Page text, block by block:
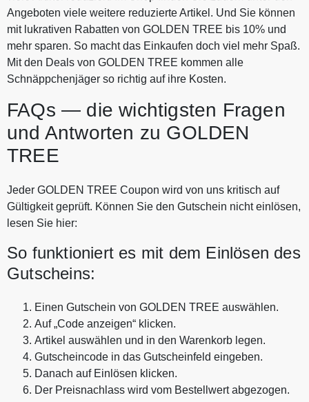
Angeboten viele weitere reduzierte Artikel. Und Sie können
mit lukrativen Rabatten von GOLDEN TREE bis 10% und
mehr sparen. So macht das Einkaufen doch viel mehr Spaß.
Mit den Deals von GOLDEN TREE kommen alle
Schnäppchenjäger so richtig auf ihre Kosten.
FAQs — die wichtigsten Fragen
und Antworten zu GOLDEN
TREE
Jeder GOLDEN TREE Coupon wird von uns kritisch auf
Gültigkeit geprüft. Können Sie den Gutschein nicht einlösen,
lesen Sie hier:
So funktioniert es mit dem Einlösen des
Gutscheins:
Einen Gutschein von GOLDEN TREE auswählen.
Auf „Code anzeigen“ klicken.
Artikel auswählen und in den Warenkorb legen.
Gutscheincode in das Gutscheinfeld eingeben.
Danach auf Einlösen klicken.
Der Preisnachlass wird vom Bestellwert abgezogen.